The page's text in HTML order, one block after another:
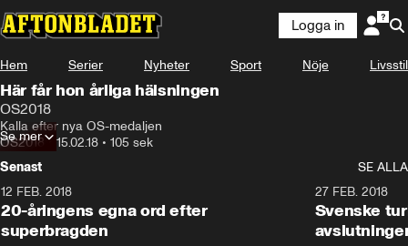
Logga in
Hem Serier Nyheter Sport Nöje Livsstil
Här får hon årliga hälsningen
OS2018
Kalla efter nya OS-medaljen
OS2018• 15.02.18 • 105 sek
Se mer
Senast
SE ALLA
12 FEB. 2018
20-åringens egna ord efter
superbragden
27 FEB. 2018
Svenske